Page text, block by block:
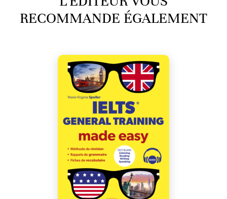
RECOMMANDE ÉGALEMENT